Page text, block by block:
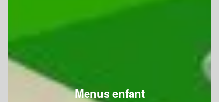
Menus enfant